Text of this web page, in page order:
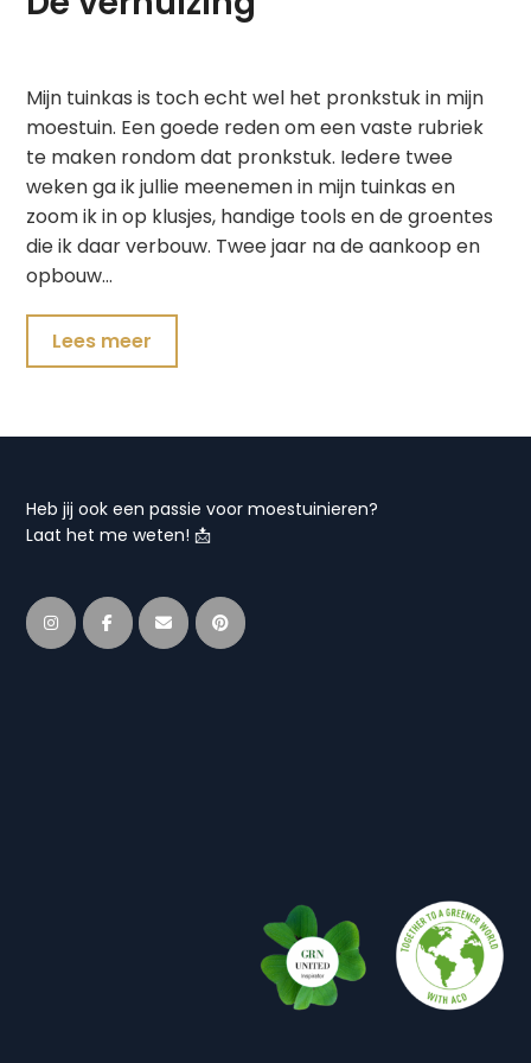
Mijn tuinkas is toch echt wel het pronkstuk in mijn
moestuin. Een goede reden om een vaste rubriek
te maken rondom dat pronkstuk. Iedere twee
weken ga ik jullie meenemen in mijn tuinkas en
zoom ik in op klusjes, handige tools en de groentes
die ik daar verbouw. Twee jaar na de aankoop en
opbouw…
Lees meer
Heb jij ook een passie voor moestuinieren?
Laat het me weten! 📩